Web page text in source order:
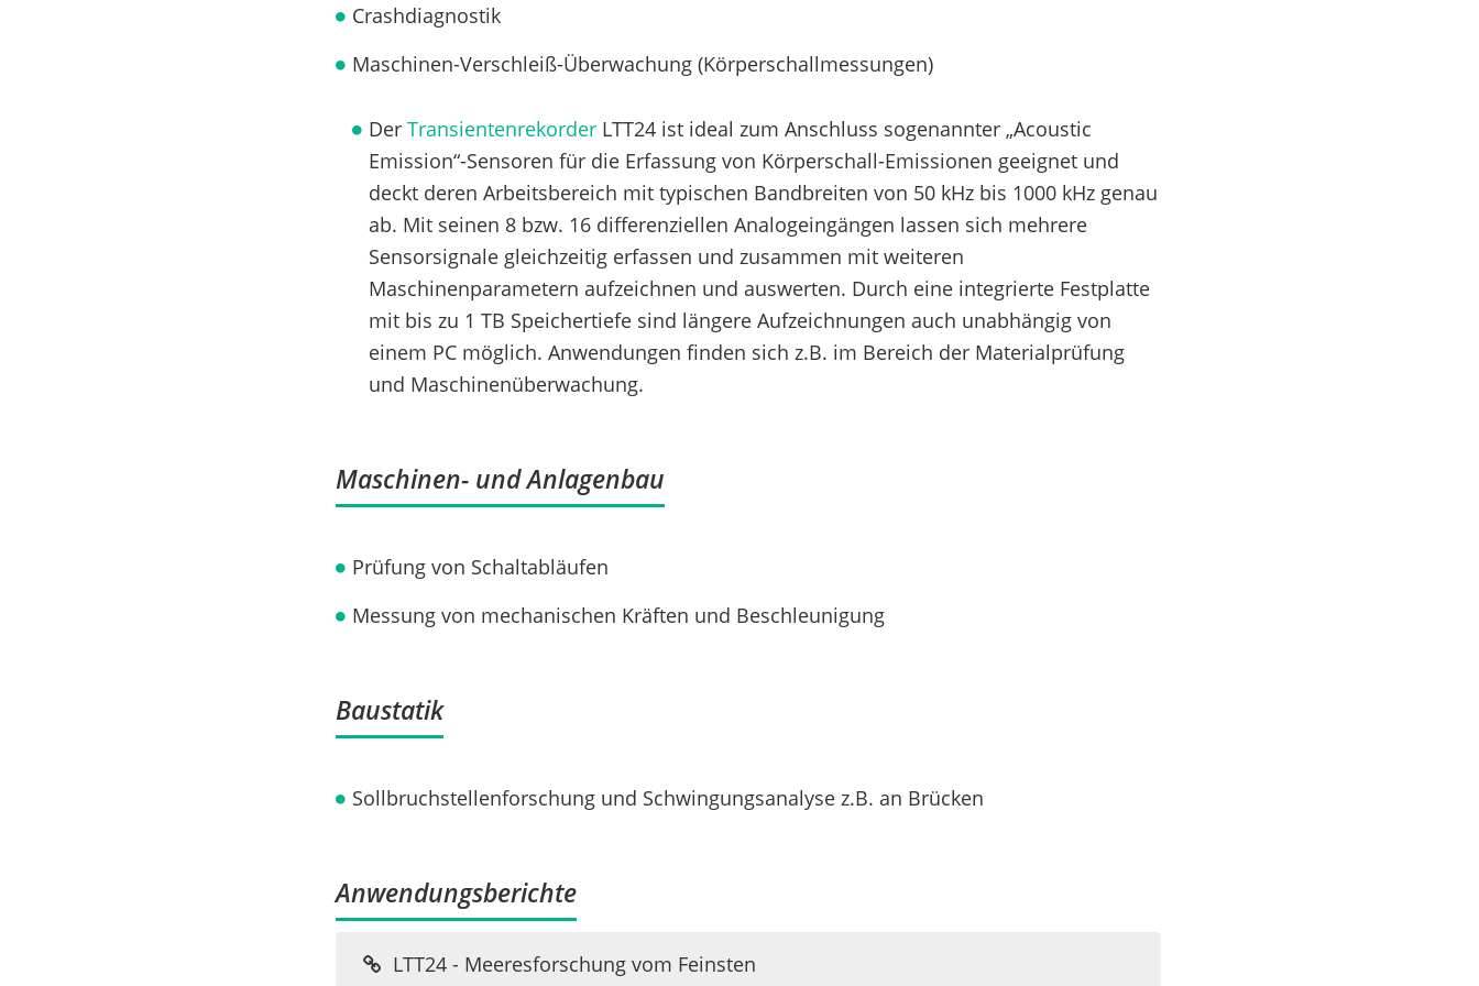
Crashdiagnostik
Maschinen-Verschleiß-Überwachung (Körperschallmessungen)
Der Transientenrekorder LTT24 ist ideal zum Anschluss sogenannter „Acoustic
Emission“-Sensoren für die Erfassung von Körperschall-Emissionen geeignet und
deckt deren Arbeitsbereich mit typischen Bandbreiten von 50 kHz bis 1000 kHz genau
ab. Mit seinen 8 bzw. 16 differenziellen Analogeingängen lassen sich mehrere
Sensorsignale gleichzeitig erfassen und zusammen mit weiteren
Maschinenparametern aufzeichnen und auswerten. Durch eine integrierte Festplatte
mit bis zu 1 TB Speichertiefe sind längere Aufzeichnungen auch unabhängig von
einem PC möglich. Anwendungen finden sich z.B. im Bereich der Materialprüfung
und Maschinenüberwachung.
Maschinen- und Anlagenbau
Prüfung von Schaltabläufen
Messung von mechanischen Kräften und Beschleunigung
Baustatik
Sollbruchstellenforschung und Schwingungsanalyse z.B. an Brücken
Anwendungsberichte
LTT24 - Meeresforschung vom Feinsten